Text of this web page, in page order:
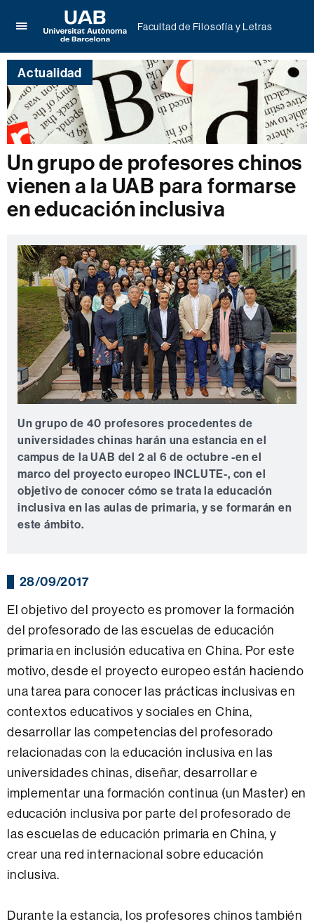
aquí
para
desplegar
el
menú
de
Facultad
Filosofía
y
Letras
Universitat
Autònoma
de
Barcelona
Facultad de Filosofía y Letras
Actualidad
Un grupo de profesores chinos
vienen a la UAB para formarse
en educación inclusiva
Un grupo de 40 profesores procedentes de
universidades chinas harán una estancia en el
campus de la UAB del 2 al 6 de octubre -en el
marco del proyecto europeo INCLUTE-, con el
objetivo de conocer cómo se trata la educación
inclusiva en las aulas de primaria, y se formarán en
este ámbito.
28/09/2017
El objetivo del proyecto es promover la formación
del profesorado de las escuelas de educación
primaria en inclusión educativa en China. Por este
motivo, desde el proyecto europeo están haciendo
una tarea para conocer las prácticas inclusivas en
contextos educativos y sociales en China,
desarrollar las competencias del profesorado
relacionadas con la educación inclusiva en las
universidades chinas, diseñar, desarrollar e
implementar una formación continua (un Master) en
educación inclusiva por parte del profesorado de
las escuelas de educación primaria en China, y
crear una red internacional sobre educación
inclusiva.
Durante la estancia, los profesores chinos también